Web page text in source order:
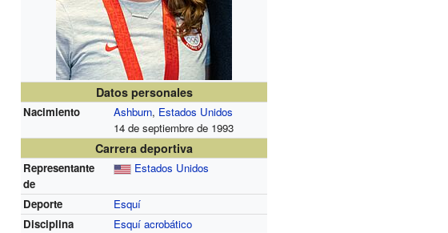
Datos personales
Nacimiento Ashburn, Estados Unidos
14 de septiembre de 1993
Carrera deportiva
Representante
de
Estados Unidos
Deporte
Esquí
Disciplina
Esquí acrobático